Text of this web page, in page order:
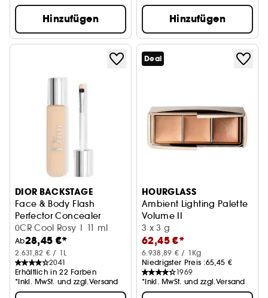
Hinzufügen Hinzufügen
DIOR BACKSTAGE
Face & Body Flash
Perfector Concealer
Ultrapräziser Concealer - Hohe Deckkraft
0CR Cool Rosy | 11 ml
Ab28,45 €*
2.631,82 € / 1L
2041
Erhältlich in 22 Farben
*Inkl. MwSt. und zzgl.Versand
Deal
HOURGLASS
Ambient Lighting Palette
Volume II
3 x 3 g
62,45 €*
6.938,89 € / 1Kg
Niedrigster Preis :65,45 €
1969
*Inkl. MwSt. und zzgl.Versand